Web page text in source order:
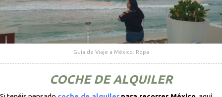
Guía de Viaje a México: Ropa
COCHE DE ALQUILER